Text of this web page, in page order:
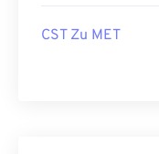
CST Zu MET